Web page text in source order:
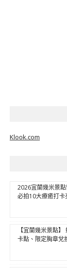
Klook.com
2026宜蘭幾米景
必拍10大療癒打卡
【宜蘭幾米景點
卡點、限定胸章兌